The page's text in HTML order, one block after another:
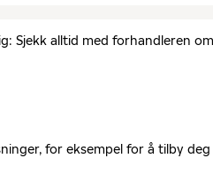
Sjekk alltid med forhandleren
for eksempel for å tilby